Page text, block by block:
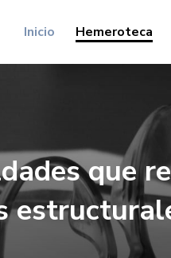
Inicio Hemeroteca
que